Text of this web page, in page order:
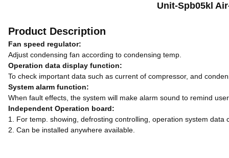
Unit-Spb05kl
Product Description
Fan speed regulator:
Adjust condensing fan according to condensing temp.
Operation data display function:
To check important data such as current of compressor, and
System alarm function:
When fault effects, the system will make alarm sound to remind user
Independent Operation board:
1. For temp. showing, defrosting controlling, operation system data
2. Can be installed anywhere available.